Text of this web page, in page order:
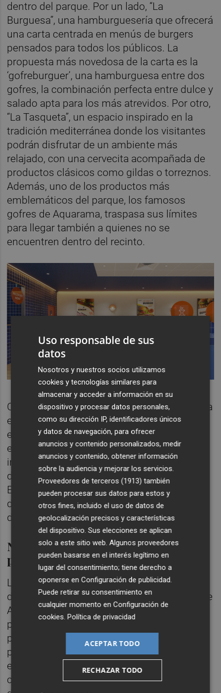
dentro del parque. Por un lado, “La
Burguesa”, una hamburguesería que ofrecerá
una carta centrada en menús de burgers
pensados para todos los públicos. La
propuesta más novedosa de la carta es la
‘gofreburguer’, una hamburguesa entre dos
gofres, la combinación perfecta entre dulce y
salado apta para los más atrevidos. Por otro,
“La Tasqueta”, un espacio inspirado en la
tradición mediterránea donde los visitantes
podrán disfrutar de un ambiente más
relajado, con una cervecita acompañada de
productos clásicos como gildas o torreznos.
Además, uno de los productos más
emblemáticos del parque, los famosos
gofres de Aquarama, traspasa sus límites
para llegar también a quienes no se
encuentren dentro del recinto.
Como novedad, se ha habilitado una ventana
exterior de venta que permitirá disfrutar de
este clásico desde fuera, ampliando así la
experiencia Aquarama más allá de sus
instalaciones y ofreciendo un nuevo punto
de encuentro para visitantes y público local.
Esta opción de recogida en ventanilla estará
disponible de 13.30 a 20.00 horas todos los
días de la temporada.
Nuevos servicios y experiencias
para el visitante
La venta online de entradas ya está
disponible a través de la nueva web oficial de
Aquarama. Los usuarios podrán adquirir
pases diarios con un 15% de descuento y
planificar su visita con mayor comodidad. El
parque también apuesta por convertir la
experiencia en un regalo diferente para
compartir en familia. Entre las novedades
Uso responsable de sus
datos
Nosotros y nuestros socios utilizamos
cookies y tecnologías similares para
almacenar y acceder a información en su
dispositivo y procesar datos personales,
como su dirección IP, identificadores únicos
y datos de navegación, para ofrecer
anuncios y contenido personalizados, medir
anuncios y contenido, obtener información
sobre la audiencia y mejorar los servicios.
Proveedores de terceros (1913) también
pueden procesar sus datos para estos y
otros fines, incluido el uso de datos de
geolocalización precisos y características
del dispositivo. Sus elecciones se aplican
solo a este sitio web. Algunos proveedores
pueden basarse en el interés legítimo en
lugar del consentimiento; tiene derecho a
oponerse enConfiguración de publicidad.
Puede retirar su consentimiento en
cualquier momento enConfiguración de
cookies.Política de privacidad
ACEPTAR TODO
RECHAZAR TODO